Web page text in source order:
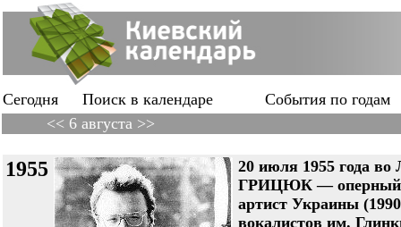
Сегодня Поиск в календаре
События по годам
<< 6 августа >>
1955
20 июля 1955 года во
ГРИЦЮК — оперный
артист Украины
вокалистов им.